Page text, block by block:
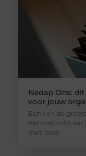
Nedap Ons:
voor jouw
Een van de
het overzicht dat
met losse